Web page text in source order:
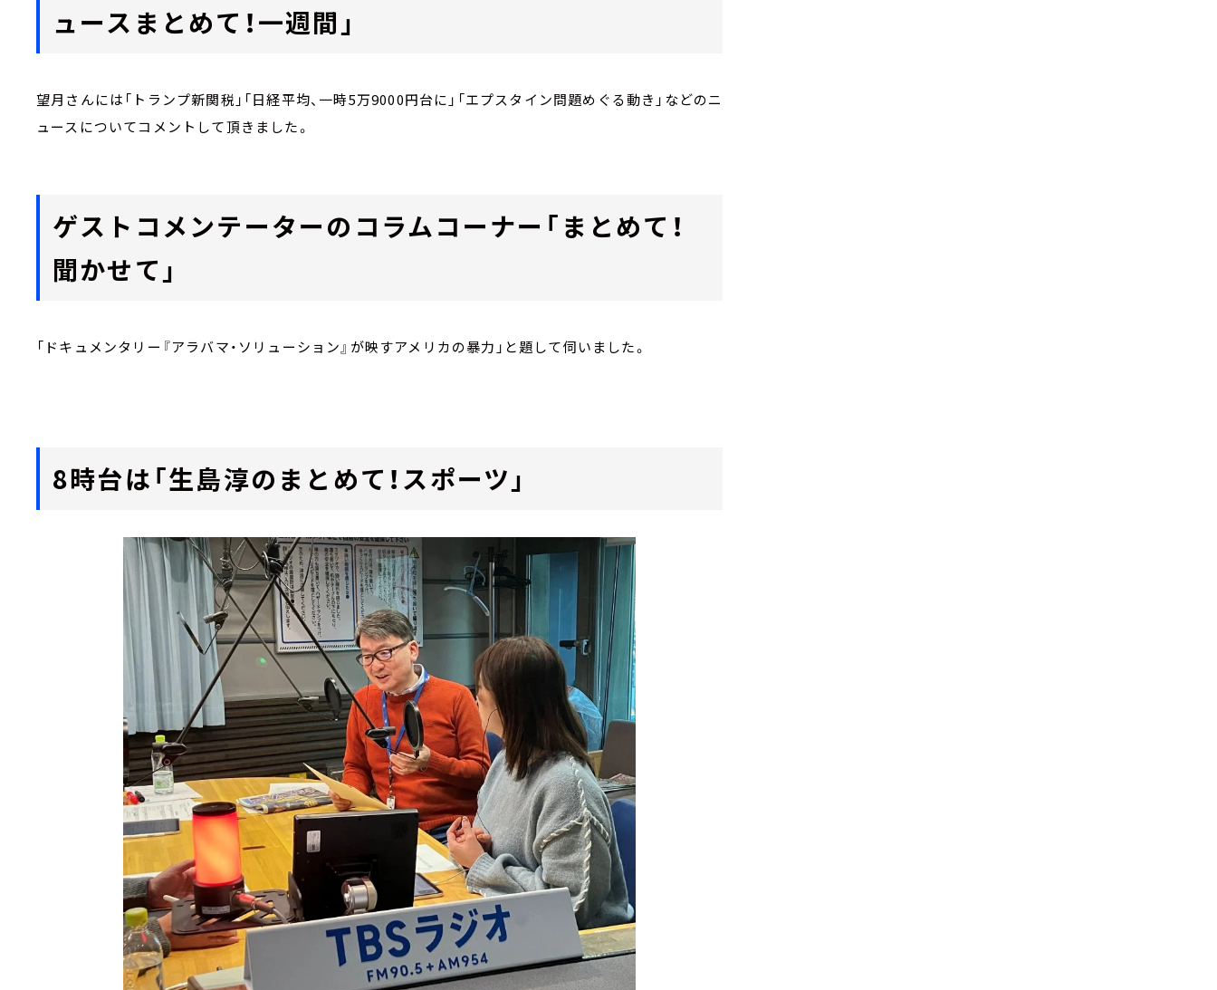
ュースまとめて！一週間」
望月さんには「トランプ新関税」「日経平均、一時5万9000円台に」「エプスタイン問題めぐる動き」などのニ
ュースについてコメントして頂きました。
ゲストコメンテーターのコラムコーナー「まとめて！
聞かせて」
「ドキュメンタリー『アラバマ・ソリューション』が映すアメリカの暴力」と題して伺いました。
8時台は「生島淳のまとめて！スポーツ」